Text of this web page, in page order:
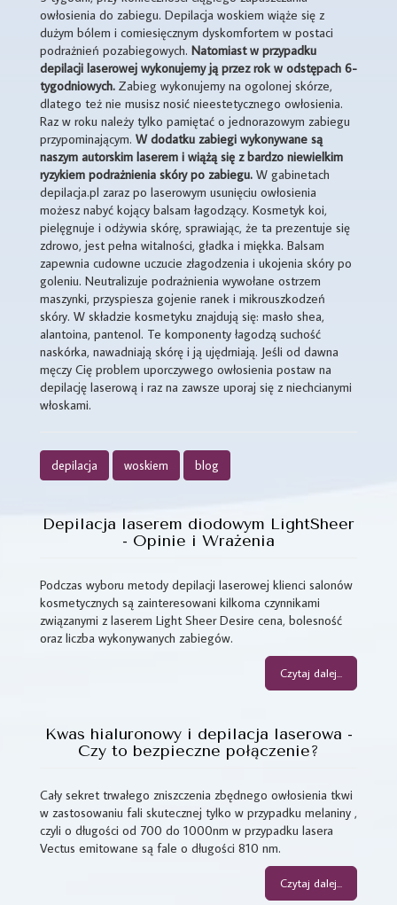
owłosienia do zabiegu. Depilacja woskiem wiąże się z
dużym bólem i comiesięcznym dyskomfortem w postaci
podrażnień pozabiegowych. Natomiast w przypadku
depilacji laserowej wykonujemy ją przez rok w odstępach 6-
tygodniowych. Zabieg wykonujemy na ogolonej skórze,
dlatego też nie musisz nosić nieestetycznego owłosienia.
Raz w roku należy tylko pamiętać o jednorazowym zabiegu
przypominającym. W dodatku zabiegi wykonywane są
naszym autorskim laserem i wiążą się z bardzo niewielkim
ryzykiem podrażnienia skóry po zabiegu. W gabinetach
depilacja.pl zaraz po laserowym usunięciu owłosienia
możesz nabyć kojący balsam łagodzący. Kosmetyk koi,
pielęgnuje i odżywia skórę, sprawiając, że ta prezentuje się
zdrowo, jest pełna witalności, gładka i miękka. Balsam
zapewnia cudowne uczucie złagodzenia i ukojenia skóry po
goleniu. Neutralizuje podrażnienia wywołane ostrzem
maszynki, przyspiesza gojenie ranek i mikrouszkodzeń
skóry. W składzie kosmetyku znajdują się: masło shea,
alantoina, pantenol. Te komponenty łagodzą suchość
naskórka, nawadniają skórę i ją ujędrniają. Jeśli od dawna
męczy Cię problem uporczywego owłosienia postaw na
depilację laserową i raz na zawsze uporaj się z niechcianymi
włoskami.
depilacja woskiem blog
Depilacja laserem diodowym LightSheer
- Opinie i Wrażenia
Podczas wyboru metody depilacji laserowej klienci salonów
kosmetycznych są zainteresowani kilkoma czynnikami
związanymi z laserem Light Sheer Desire cena, bolesność
oraz liczba wykonywanych zabiegów.
Czytaj dalej...
Kwas hialuronowy i depilacja laserowa -
Czy to bezpieczne połączenie?
Cały sekret trwałego zniszczenia zbędnego owłosienia tkwi
w zastosowaniu fali skutecznej tylko w przypadku melaniny ,
czyli o długości od 700 do 1000nm w przypadku lasera
Vectus emitowane są fale o długości 810 nm.
Czytaj dalej...